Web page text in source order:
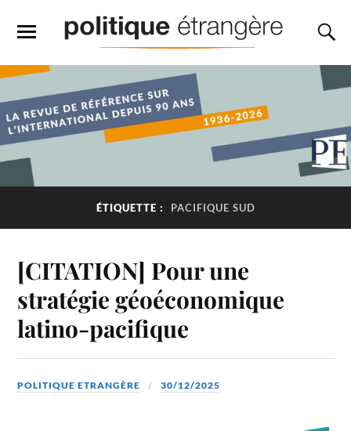
ÉTIQUETTE : PACIFIQUE SUD
[CITATION] Pour une
stratégie géoéconomique
latino-pacifique
POLITIQUE ETRANGÈRE 30/12/2025